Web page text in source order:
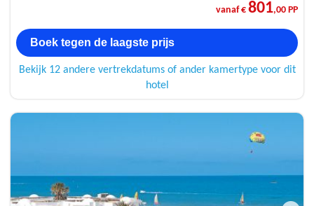
vanaf € 801,00 PP
Boek tegen de laagste prijs
Bekijk 12 andere vertrekdatums of ander kamertype voor dit
hotel